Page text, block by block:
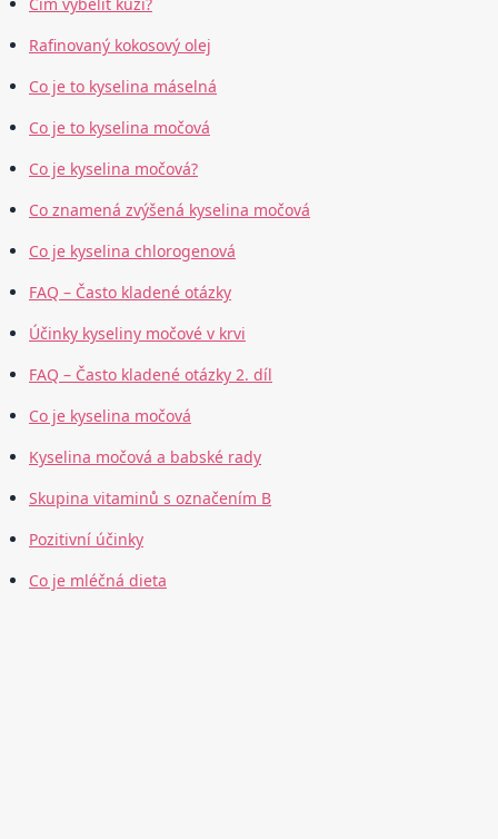
Čím vybělit kůži?
Rafinovaný kokosový olej
Co je to kyselina máselná
Co je to kyselina močová
Co je kyselina močová?
Co znamená zvýšená kyselina močová
Co je kyselina chlorogenová
FAQ – Často kladené otázky
Účinky kyseliny močové v krvi
FAQ – Často kladené otázky 2. díl
Co je kyselina močová
Kyselina močová a babské rady
Skupina vitaminů s označením B
Pozitivní účinky
Co je mléčná dieta